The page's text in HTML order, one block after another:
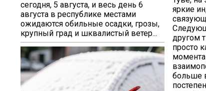
сегодня, 5 августа, и весь день 6
августа в республике местами
ожидаются обильные осадки, грозы,
крупный град и шквалистый ветер...
яркие
другом
просто
момента
больше